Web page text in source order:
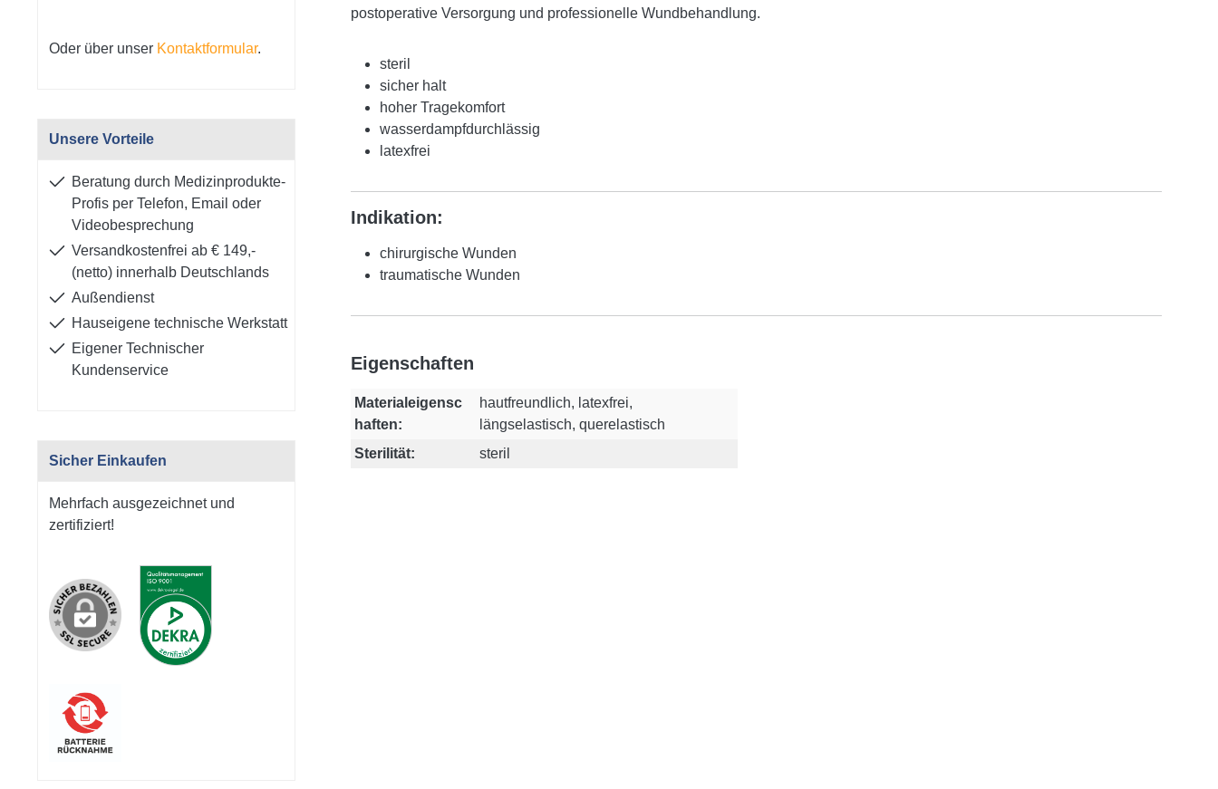
Oder über unser Kontaktformular.
Unsere Vorteile
Beratung durch Medizinprodukte-
Profis per Telefon, Email oder
Videobesprechung
Versandkostenfrei ab € 149,-
(netto) innerhalb Deutschlands
Außendienst
Hauseigene technische Werkstatt
Eigener Technischer
Kundenservice
Sicher Einkaufen
Mehrfach ausgezeichnet und
zertifiziert!
postoperative Versorgung und professionelle Wundbehandlung.
steril
sicher halt
hoher Tragekomfort
wasserdampfdurchlässig
latexfrei
Indikation:
chirurgische Wunden
traumatische Wunden
Eigenschaften
Materialeigensc
haften:
hautfreundlich, latexfrei,
längselastisch, querelastisch
Sterilität:
steril